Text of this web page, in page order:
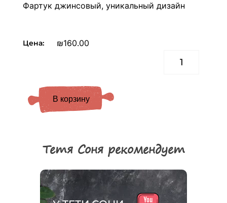
Фартук джинсовый, уникальный дизайн
Цена: ₪160.00
В корзину
Тетя Соня рекомендует